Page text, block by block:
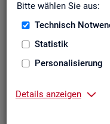
Bitte wählen Sie aus:
Technisch
Statistik
Personalisierung
Details anzeigen
Wie viele